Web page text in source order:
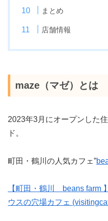
まとめ
店舗情報
maze（マゼ）とは
2023年3月にオープンした
ド。
町田・鶴川の人気カフェ”
【町田・鶴川 beans farm
ウスの穴場カフェ